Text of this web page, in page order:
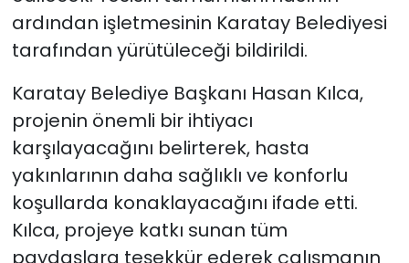
ardından işletmesinin Karatay Belediyesi
tarafından yürütüleceği bildirildi.
Karatay Belediye Başkanı Hasan Kılca,
projenin önemli bir ihtiyacı
karşılayacağını belirterek, hasta
yakınlarının daha sağlıklı ve konforlu
koşullarda konaklayacağını ifade etti.
Kılca, projeye katkı sunan tüm
paydaşlara teşekkür ederek çalışmanın